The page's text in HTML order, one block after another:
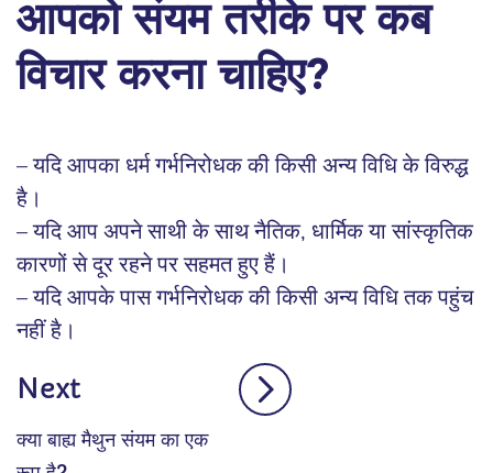
आपको संयम तरीके पर कब
विचार करना चाहिए?
– यदि आपका धर्म गर्भनिरोधक की किसी अन्य विधि के विरुद्ध
है।
– यदि आप अपने साथी के साथ नैतिक, धार्मिक या सांस्कृतिक
कारणों से दूर रहने पर सहमत हुए हैं।
– यदि आपके पास गर्भनिरोधक की किसी अन्य विधि तक पहुंच
नहीं है।
Next
क्या बाह्य मैथुन संयम का एक